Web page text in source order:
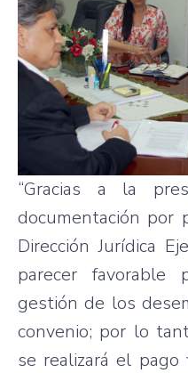
“Gracias a la
documentación por
Dirección Jurídica
parecer
gestión de los
convenio; por lo
se realizará el